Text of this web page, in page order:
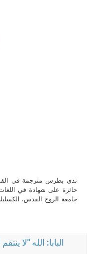
ندى بطرس مترجمة في
حائزة على شهادة في
جامعة الروح القدس،
البابا: الله "لا